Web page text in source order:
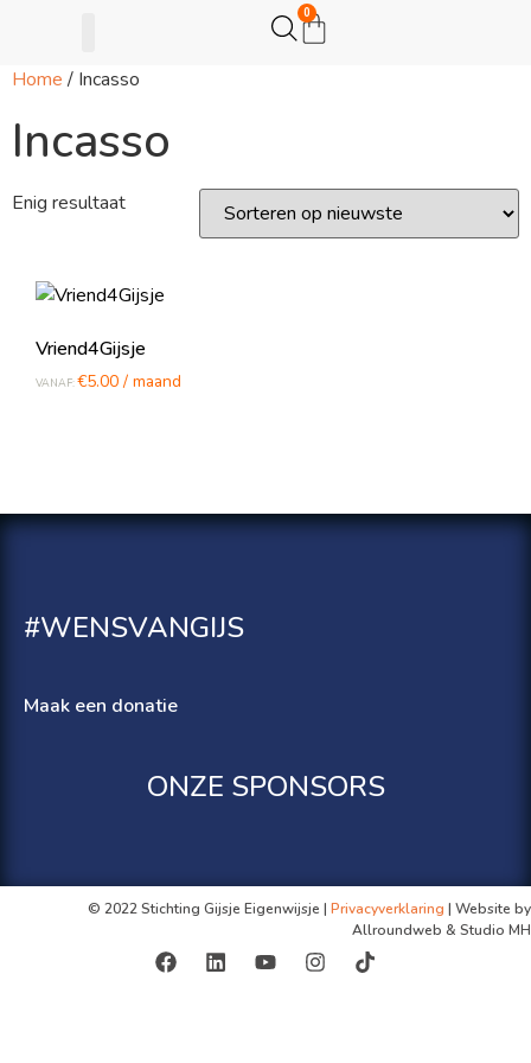
0
Home / Incasso
Incasso
Enig resultaat
Vriend4Gijsje
VANAF:€5.00 / maand
#WENSVANGIJS
Maak een donatie
ONZE SPONSORS
© 2022 Stichting Gijsje Eigenwijsje | Privacyverklaring | Website by
Allroundweb & Studio MH